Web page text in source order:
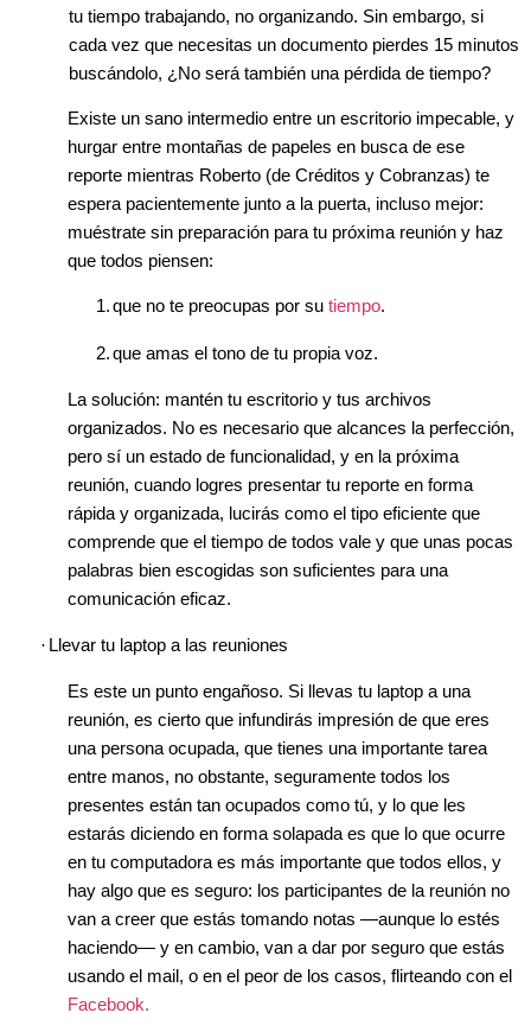
tu tiempo trabajando, no organizando. Sin embargo, si
cada vez que necesitas un documento pierdes 15 minutos
buscándolo, ¿No será también una pérdida de tiempo?
Existe un sano intermedio entre un escritorio impecable, y
hurgar entre montañas de papeles en busca de ese
reporte mientras Roberto (de Créditos y Cobranzas) te
espera pacientemente junto a la puerta, incluso mejor:
muéstrate sin preparación para tu próxima reunión y haz
que todos piensen:
1.que no te preocupas por sutiempo.
2.que amas el tono de tu propia voz.
La solución: mantén tu escritorio y tus archivos
organizados. No es necesario que alcances la perfección,
pero sí un estado de funcionalidad, y en la próxima
reunión, cuando logres presentar tu reporte en forma
rápida y organizada, lucirás como el tipo eficiente que
comprende que el tiempo de todos vale y que unas pocas
palabras bien escogidas son suficientes para una
comunicación eficaz.
· Llevar tu laptop a las reuniones
Es este un punto engañoso. Si llevas tu laptop a una
reunión, es cierto que infundirás impresión de que eres
una persona ocupada, que tienes una importante tarea
entre manos, no obstante, seguramente todos los
presentes están tan ocupados como tú, y lo que les
estarás diciendo en forma solapada es que lo que ocurre
en tu computadora es más importante que todos ellos, y
hay algo que es seguro: los participantes de la reunión no
van a creer que estás tomando notas —aunque lo estés
haciendo— y en cambio, van a dar por seguro que estás
usando el mail, o en el peor de los casos, flirteando con el
Facebook.